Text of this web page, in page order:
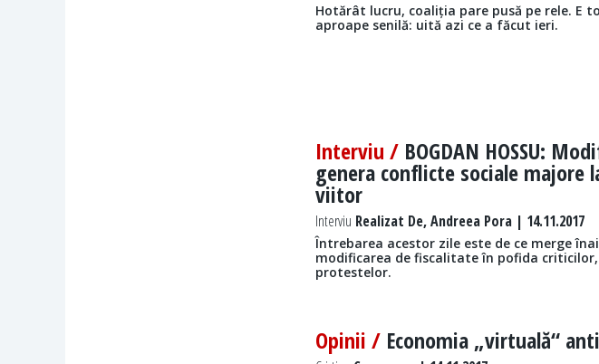
Hotărât lucru, coaliția pare pusă pe rele. E
aproape senilă: uită azi ce a făcut ieri.
Interviu / BOGDAN HOSSU:
genera conflicte sociale majore
viitor
Interviu Realizat De, Andreea Pora | 14.11.2017
Întrebarea acestor zile este de ce merge
modificarea de fiscalitate în pofida
protestelor.
Opinii / Economia „virtuală“